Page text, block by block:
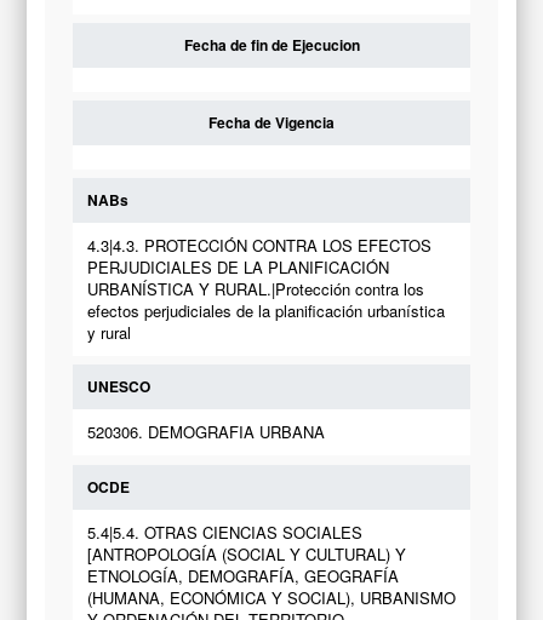
Fecha de fin de Ejecucion
Fecha de Vigencia
NABs
4.3|4.3. PROTECCIÓN CONTRA LOS EFECTOS
PERJUDICIALES DE LA PLANIFICACIÓN
URBANÍSTICA Y RURAL.|Protección contra los
efectos perjudiciales de la planificación urbanística
y rural
UNESCO
520306. DEMOGRAFIA URBANA
OCDE
5.4|5.4. OTRAS CIENCIAS SOCIALES
[ANTROPOLOGÍA (SOCIAL Y CULTURAL) Y
ETNOLOGÍA, DEMOGRAFÍA, GEOGRAFÍA
(HUMANA, ECONÓMICA Y SOCIAL), URBANISMO